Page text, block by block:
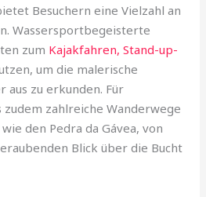
Besuchern eine Vielzahl an
Wassersportbegeisterte
zum Kajakfahren, Stand-up-
um die malerische
aus zu erkunden. Für
zahlreiche Wanderwege
den Pedra da Gávea, von
Blick über die Bucht